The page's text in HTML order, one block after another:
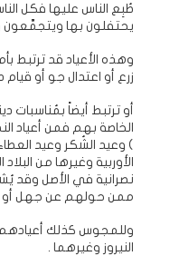
طُبِع الناس عليها فكل
يحتفلون بها ويتجمَّعون
وهذه الأعياد قد ترتبط
زرع أو اعتدال جو أو
أو ترتبط أيضاً بمُناسبات
الخاصة بهم فمن أعياد
) وعيد الشُكر وعيد
الأوربية وغيرها من
نصرانية في الأصل وقد
ممن حولهم عن جهل أو
وللمجوس كذلك أعيادهم
النيروز وغيرهما .